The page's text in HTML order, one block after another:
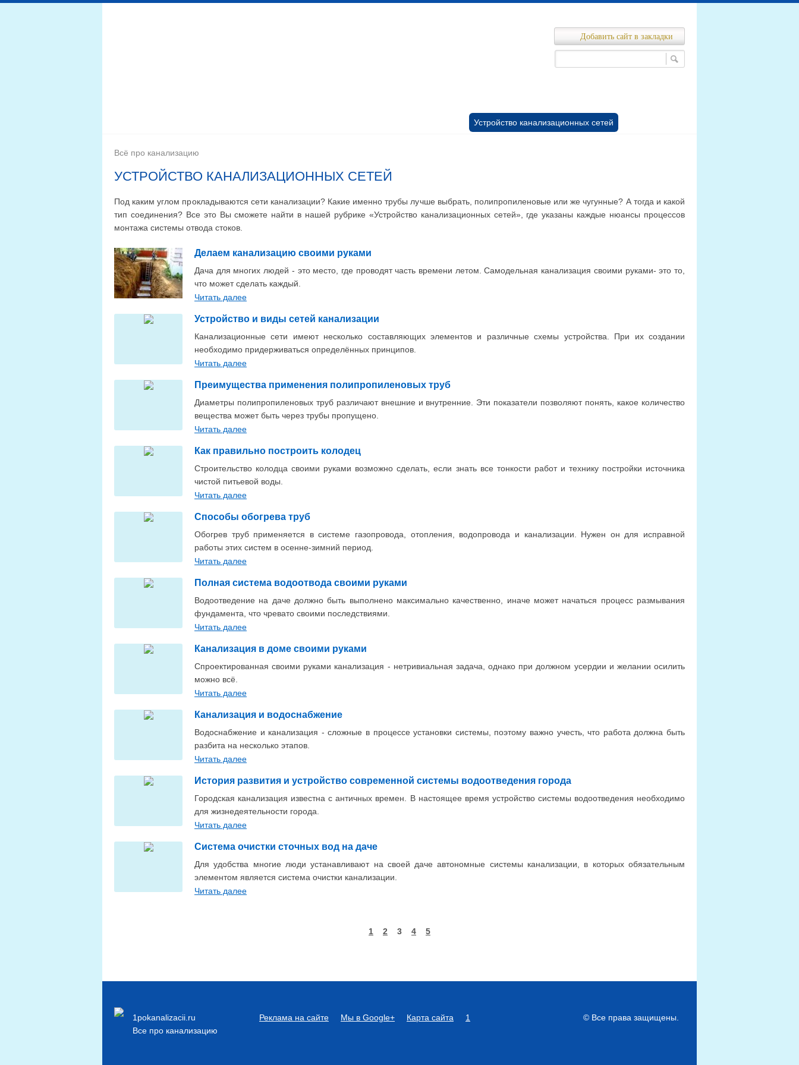
Добавить сайт в закладки
Устройство канализационных сетей
Всё про канализацию
УСТРОЙСТВО КАНАЛИЗАЦИОННЫХ СЕТЕЙ
Под каким углом прокладываются сети канализации? Какие именно трубы лучше выбрать, полипропиленовые или же чугунные? А тогда и какой
тип соединения? Все это Вы сможете найти в нашей рубрике «Устройство канализационных сетей», где указаны каждые нюансы процессов
монтажа системы отвода стоков.
Делаем канализацию своими руками
Дача для многих людей - это место, где проводят часть времени летом. Самодельная канализация своими руками- это то,
что может сделать каждый.
Читать далее
Устройство и виды сетей канализации
Канализационные сети имеют несколько составляющих элементов и различные схемы устройства. При их создании
необходимо придерживаться определённых принципов.
Читать далее
Преимущества применения полипропиленовых труб
Диаметры полипропиленовых труб различают внешние и внутренние. Эти показатели позволяют понять, какое количество
вещества может быть через трубы пропущено.
Читать далее
Как правильно построить колодец
Строительство колодца своими руками возможно сделать, если знать все тонкости работ и технику постройки источника
чистой питьевой воды.
Читать далее
Способы обогрева труб
Обогрев труб применяется в системе газопровода, отопления, водопровода и канализации. Нужен он для исправной
работы этих систем в осенне-зимний период.
Читать далее
Полная система водоотвода своими руками
Водоотведение на даче должно быть выполнено максимально качественно, иначе может начаться процесс размывания
фундамента, что чревато своими последствиями.
Читать далее
Канализация в доме своими руками
Спроектированная своими руками канализация - нетривиальная задача, однако при должном усердии и желании осилить
можно всё.
Читать далее
Канализация и водоснабжение
Водоснабжение и канализация - сложные в процессе установки системы, поэтому важно учесть, что работа должна быть
разбита на несколько этапов.
Читать далее
История развития и устройство современной системы водоотведения города
Городская канализация известна с античных времен. В настоящее время устройство системы водоотведения необходимо
для жизнедеятельности города.
Читать далее
Система очистки сточных вод на даче
Для удобства многие люди устанавливают на своей даче автономные системы канализации, в которых обязательным
элементом является система очистки канализации.
Читать далее
1 2 3 4 5
1pokanalizacii.ru
Все про канализацию
Реклама на сайте Мы в Google+ Карта сайта 1 © Все права защищены.